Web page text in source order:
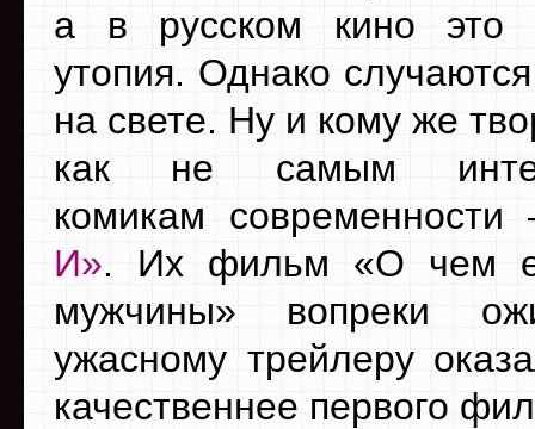
а в русском кино это
утопия. Однако
на свете. Ну и кому же
как не самым
комикам
И». Их фильм «О чем
мужчины» вопреки
ужасному трейлеру
качественнее первого